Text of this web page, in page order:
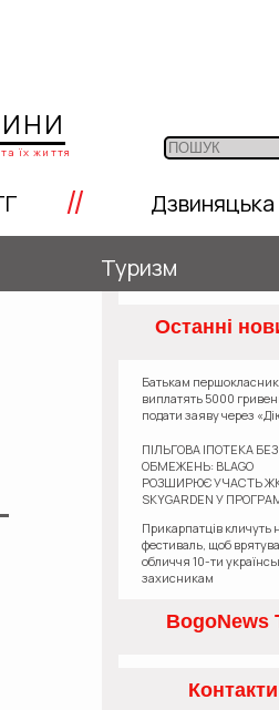
їх життя
//
Туризм
Останні
Батькам
виплатять 5000
подати заяву через
ПІЛЬГОВА ІПОТЕКА БЕЗ
ОБМЕЖЕНЬ: BLAGO
РОЗШИРЮЄ УЧАСТЬ
SKYGARDEN У
Прикарпатців кличуть
фестиваль, щоб
обличчя 10-ти
захисникам
BogoNews
Контакти